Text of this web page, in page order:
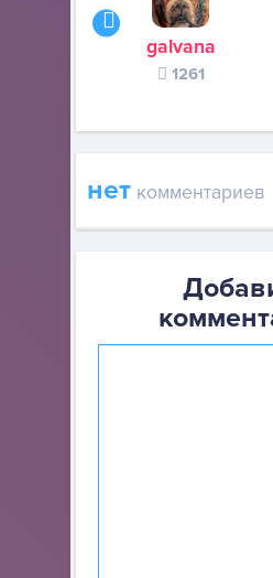
galvana
1261
нет комментариев